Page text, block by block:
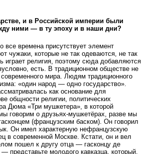
и в Российской империи были
ними — в ту эпоху и в наши дни?
времена присутствует элемент
чужаки, которые не так одеваются, не так
религия, поэтому сюда добавляются
есть. В традиционном обществе не
мира. Людям традиционного
«один народ — одно государство».
как основание для
общности религии, политических
Дюма «Три мушкетера», в которой
говорим о друзьях-мушкетёрах, разве мы
(французским баском). Он говорил
Он имел характерную нефранцузскую
в современной Москве. Кстати, он и вел
пошел к другу отца — гасконцу де
представьте молодого кавказца, который,